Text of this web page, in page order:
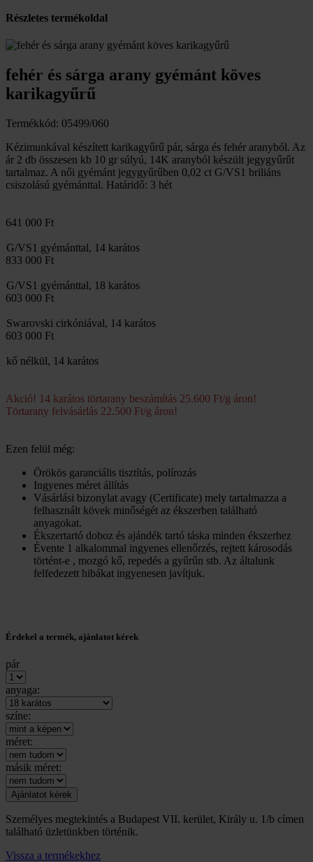
Részletes termékoldal
fehér és sárga arany gyémánt köves
karikagyűrű
Termékkód: 05499/060
Kézimunkával készített karikagyűrű pár, sárga és fehér aranyból. Az
ár 2 db összesen kb 10 gr súlyú, 14K aranyból készült jegygyűrűt
tartalmaz. A női gyémánt jegygyűrűben 0,02 ct G/VS1 briliáns
csiszolású gyémánttal. Határidő: 3 hét
641 000 Ft
G/VS1 gyémánttal, 14 karátos
833 000 Ft
G/VS1 gyémánttal, 18 karátos
603 000 Ft
Swarovski cirkóniával, 14 karátos
603 000 Ft
kő nélkül, 14 karátos
Akció! 14 karátos törtarany beszámítás 25.600 Ft/g áron!
Törtarany felvásárlás 22.500 Ft/g áron!
Ezen felül még:
Örökös garanciális tisztítás, polírozás
Ingyenes méret állítás
Vásárlási bizonylat avagy (Certificate) mely tartalmazza a
felhasznált kövek minőségét az ékszerben található
anyagokat.
Ékszertartó doboz és ajándék tartó táska minden ékszerhez
Évente 1 alkalommal ingyenes ellenőrzés, rejtett károsodás
történt-e , mozgó kő, repedés a gyűrűn stb. Az általunk
felfedezett hibákat ingyenesen javítjuk.
Érdekel a termék, ajánlatot kérek
pár
anyaga:
színe:
méret:
másik méret:
Személyes megtekintés a Budapest VII. kerület, Király u. 1/b címen
található üzletünkben történik.
Vissza a termékekhez